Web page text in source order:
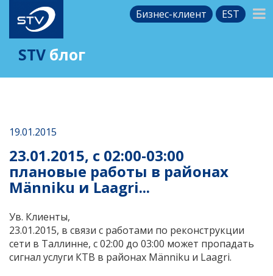
Бизнес-клиент EST
STV блог
19.01.2015
23.01.2015, с 02:00-03:00
плановые работы в районах
Männiku и Laagri...
Ув. Клиенты,
23.01.2015, в связи с работами по реконструкции
сети в Таллинне, с 02:00 до 03:00 может пропадать
сигнал услуги КТВ в районах Männiku и Laagri.